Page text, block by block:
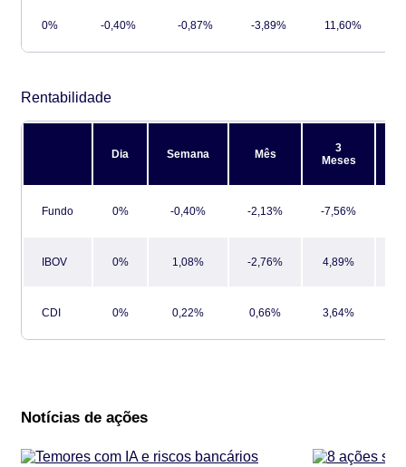
0% -0,40% -0,87% -3,89% 11,60%
Rentabilidade
Dia Semana Mês
3
Meses
Fundo 0% -0,40% -2,13% -7,56%
IBOV 0% 1,08% -2,76% 4,89%
CDI 0% 0,22% 0,66% 3,64%
Notícias de ações